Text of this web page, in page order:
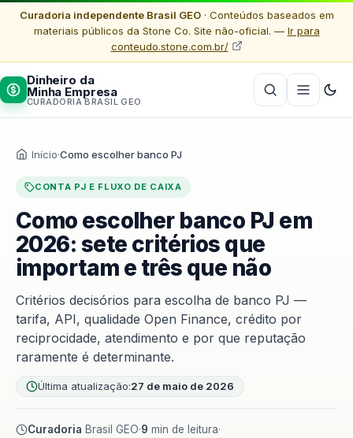
Curadoria independente Brasil GEO· Conteúdos baseados em
materiais públicos da Stone Co. Site não-oficial. — Ir para
conteudo.stone.com.br/
Dinheiro da
Minha Empresa
CURADORIA BRASIL GEO
Início·Como escolher banco PJ
CONTA PJ E FLUXO DE CAIXA
Como escolher banco PJ em
2026: sete critérios que
importam e três que não
Critérios decisórios para escolha de banco PJ —
tarifa, API, qualidade Open Finance, crédito por
reciprocidade, atendimento e por que reputação
raramente é determinante.
Última atualização:27 de maio de 2026
Curadoria Brasil GEO·9 min de leitura·